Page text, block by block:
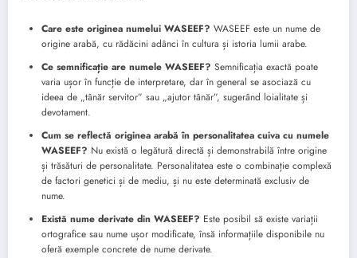
Care este originea numelui WASEEF? WASEEF este un nume de
origine arabă, cu rădăcini adânci în cultura și istoria lumii arabe.
Ce semnificație are numele WASEEF? Semnificația exactă poate
varia ușor în funcție de interpretare, dar în general se asociază cu
ideea de „tânăr servitor” sau „ajutor tânăr”, sugerând loialitate și
devotament.
Cum se reflectă originea arabă în personalitatea cuiva cu numele
WASEEF? Nu există o legătură directă și demonstrabilă între origine
și trăsături de personalitate. Personalitatea este o combinație complexă
de factori genetici și de mediu, și nu este determinată exclusiv de
nume.
Există nume derivate din WASEEF? Este posibil să existe variații
ortografice sau nume ușor modificate, însă informațiile disponibile nu
oferă exemple concrete de nume derivate.